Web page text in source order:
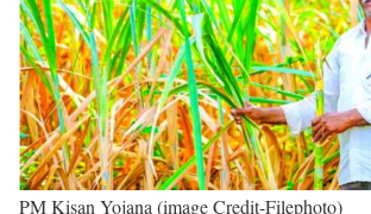
PM Kisan Yojana (image Credit-Filephoto)